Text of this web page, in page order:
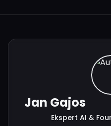
Jan Gajos
Ekspert AI &